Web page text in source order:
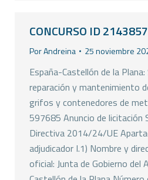
CONCURSO ID 2143857
PorAndreina 25 noviembre
España-Castellón de la
reparación y mantenimiento
grifos y contenedores de
597685 Anuncio de licitación
Directiva 2014/24/UE
adjudicador I.1) Nombre y
oficial: Junta de Gobierno del